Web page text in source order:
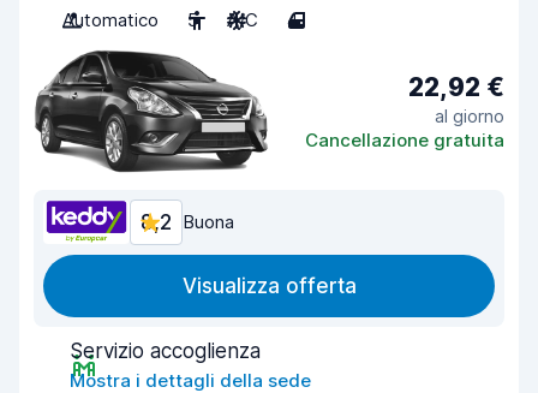
Automatico 5 A/C 4
22,92 €
al giorno
Cancellazione gratuita
8,2 Buona
Visualizza offerta
Servizio accoglienza
Mostra i dettagli della sede